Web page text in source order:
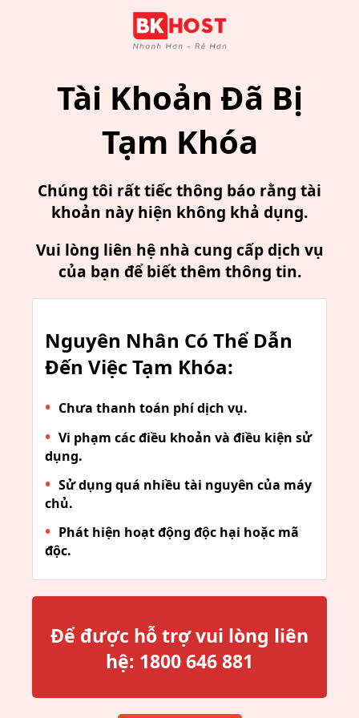
Tài Khoản Đã Bị
Tạm Khóa
Chúng tôi rất tiếc thông báo rằng tài
khoản này hiện không khả dụng.
Vui lòng liên hệ nhà cung cấp dịch vụ
của bạn để biết thêm thông tin.
Nguyên Nhân Có Thể Dẫn
Đến Việc Tạm Khóa:
Chưa thanh toán phí dịch vụ.
Vi phạm các điều khoản và điều kiện sử
dụng.
Sử dụng quá nhiều tài nguyên của máy
chủ.
Phát hiện hoạt động độc hại hoặc mã
độc.
Để được hỗ trợ vui lòng liên
hệ: 1800 646 881